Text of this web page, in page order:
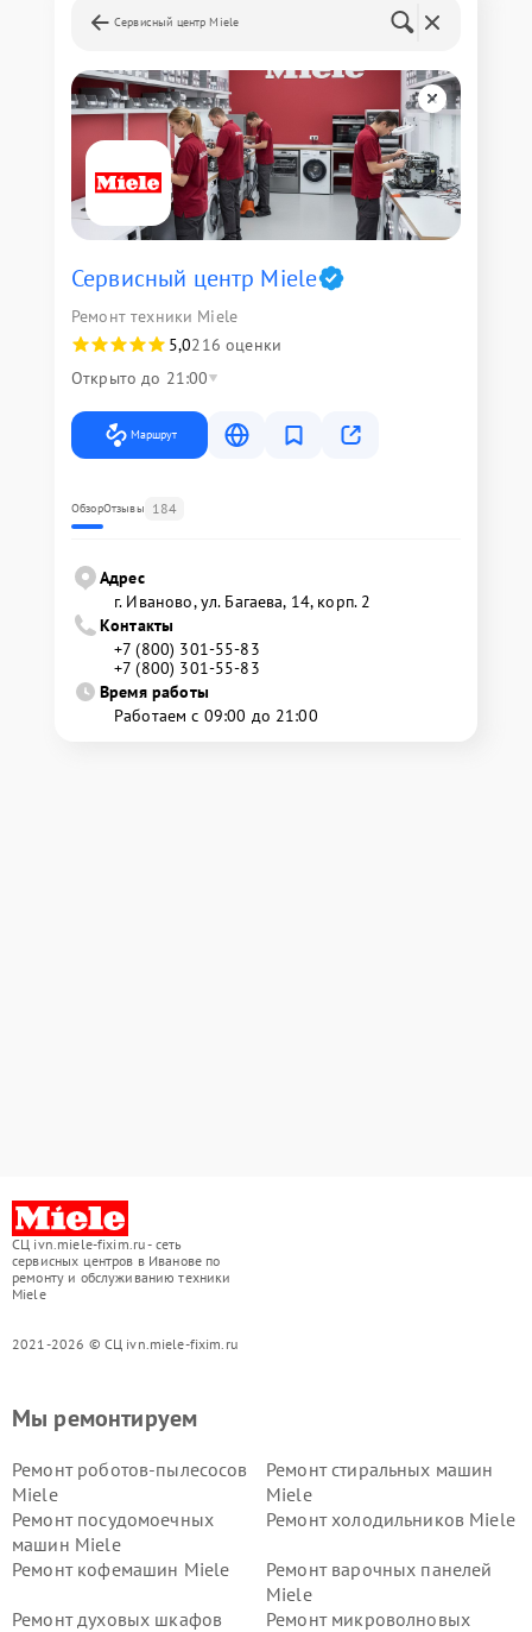
Сервисный центр Miele
Сервисный центр Miele
Ремонт техники Miele
5,0216 оценки
Открыто до 21:00
Маршрут
ОбзорОтзывы 184
Адрес
г. Иваново, ул. Багаева, 14, корп. 2
Контакты
+7 (800) 301-55-83
+7 (800) 301-55-83
Время работы
Работаем с 09:00 до 21:00
СЦ ivn.miele-fixim.ru - сеть
сервисных центров в Иванове по
ремонту и обслуживанию техники
Miele
2021-2026 © СЦ ivn.miele-fixim.ru
Мы ремонтируем
Ремонт роботов-пылесосов
Miele
Ремонт стиральных машин
Miele
Ремонт посудомоечных
машин Miele
Ремонт холодильников Miele
Ремонт кофемашин Miele
Ремонт варочных панелей
Miele
Ремонт духовых шкафов
Ремонт микроволновых